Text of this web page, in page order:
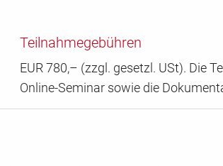
Teilnahmegebühren
EUR 780,– (zzgl. gesetzl. USt). Die
Online-Seminar sowie die